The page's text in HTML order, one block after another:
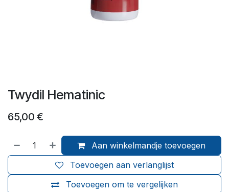
Twydil Hematinic
65,00 €
Aan winkelmandje toevoegen
Toevoegen om te vergelijken
Toevoegen aan verlanglijst